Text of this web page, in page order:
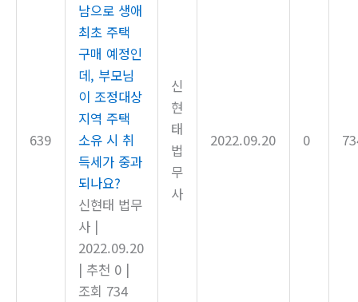
639
남으로 생애
최초 주택
구매 예정인
데, 부모님
이 조정대상
지역 주택
소유 시 취
득세가 중과
되나요?
신현태 법무
사 |
2022.09.20
| 추천 0 |
조회 734
신
현
태
법
무
사
2022.09.20 0